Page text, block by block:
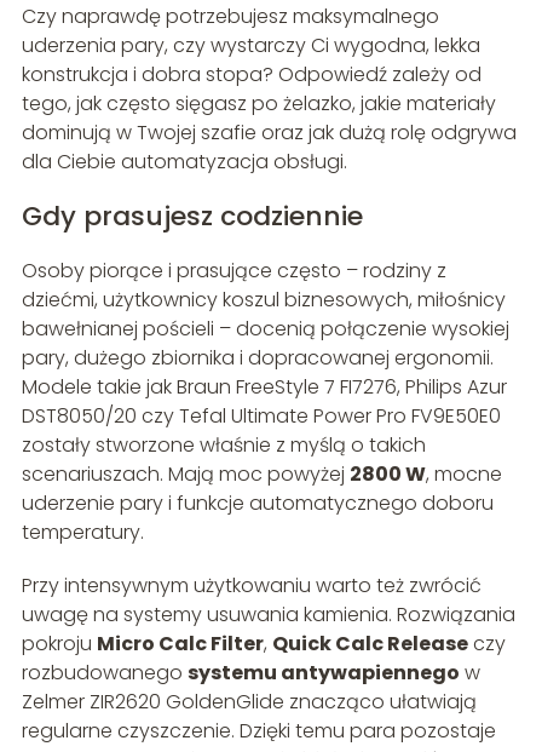
Czy naprawdę potrzebujesz maksymalnego
uderzenia pary, czy wystarczy Ci wygodna, lekka
konstrukcja i dobra stopa? Odpowiedź zależy od
tego, jak często sięgasz po żelazko, jakie materiały
dominują w Twojej szafie oraz jak dużą rolę odgrywa
dla Ciebie automatyzacja obsługi.
Gdy prasujesz codziennie
Osoby piorące i prasujące często – rodziny z
dziećmi, użytkownicy koszul biznesowych, miłośnicy
bawełnianej pościeli – docenią połączenie wysokiej
pary, dużego zbiornika i dopracowanej ergonomii.
Modele takie jak Braun FreeStyle 7 FI7276, Philips Azur
DST8050/20 czy Tefal Ultimate Power Pro FV9E50E0
zostały stworzone właśnie z myślą o takich
scenariuszach. Mają moc powyżej 2800 W, mocne
uderzenie pary i funkcje automatycznego doboru
temperatury.
Przy intensywnym użytkowaniu warto też zwrócić
uwagę na systemy usuwania kamienia. Rozwiązania
pokroju Micro Calc Filter, Quick Calc Releaseczy
rozbudowanego systemu antywapiennego w
Zelmer ZIR2620 GoldenGlide znacząco ułatwiają
regularne czyszczenie. Dzięki temu para pozostaje